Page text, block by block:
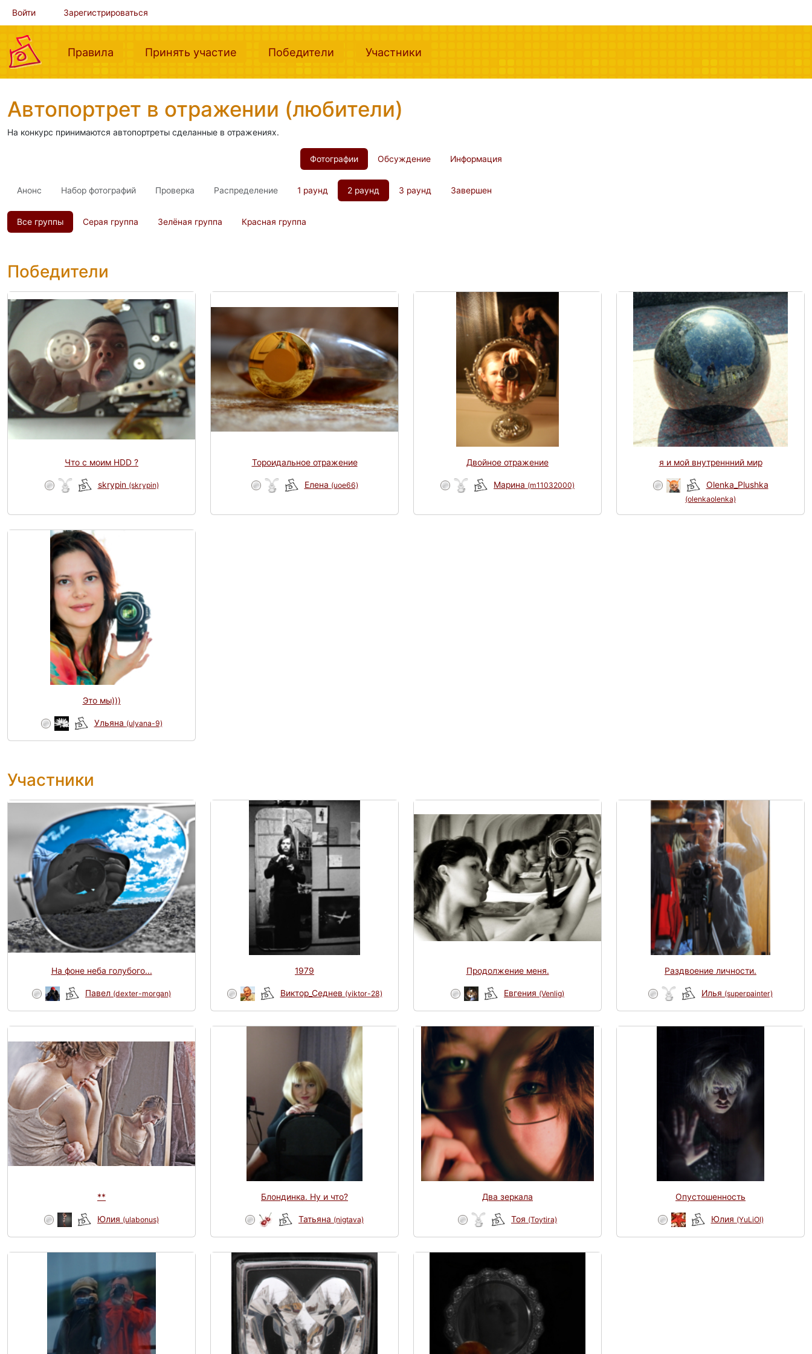
Войти Зарегистрироваться
Правила (current)Принять участие (current)Победители (current)Участники
Автопортрет в отражении (любители)
На конкурс принимаются автопортреты сделанные в отражениях.
Фотографии Обсуждение Информация
Анонс Набор фотографий Проверка Распределение 1 раунд 2 раунд 3 раунд Завершен
Все группы Серая группа Зелёная группа Красная группа
Победители
Что с моим HDD ?
skrypin (skrypin)
Тороидальное отражение
Елена (uoe66)
Двойное отражение
Марина (m11032000)
я и мой внутреннний мир
Olenka_Plushka
(olenkaolenka)
Это мы)))
Ульяна (ulyana-9)
Участники
На фоне неба голубого...
Павел (dexter-morgan)
1979
Виктор_Седнев (viktor-28)
Продолжение меня.
Евгения (Venlig)
Раздвоение личности.
Илья (superpainter)
**
Юлия (ulabonus)
Блондинка. Ну и что?
Татьяна (nigtava)
Два зеркала
Тоя (Toytira)
Опустошенность
Юлия (YuLiOl)